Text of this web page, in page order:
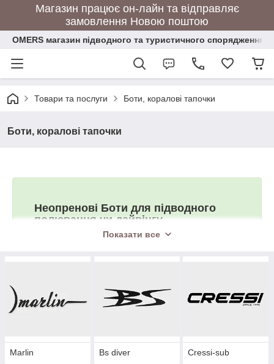
Магазин працює он-лайн та відправляє
замовлення Новою поштою
OMERS магазин підводного та туристичного спорядження
Товари та послуги Боти, коралові тапочки
Боти, коралові тапочки
Неопренові Боти для підводного
полювання чи дайвінгу.
дубльовані нейлоном з двох сторін
Підошва - гума, яка трохи закриває контур
На п'яті з гуми може бути виступ, може не
бути. Цей виступ служить додатковим
Показати все
Marlin Bs diver Cressi-sub